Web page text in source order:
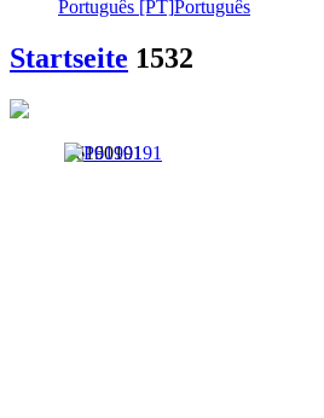
Português [PT]Português
Startseite 1532
P6190191